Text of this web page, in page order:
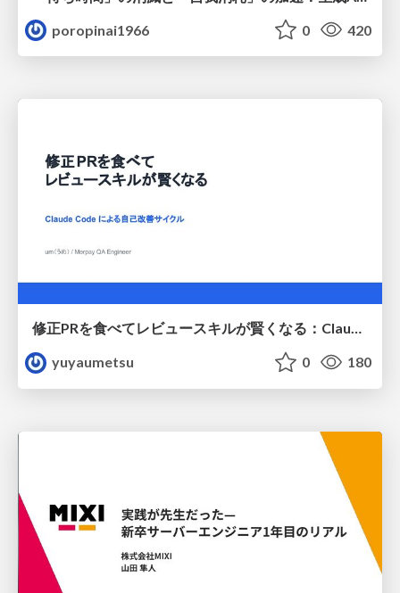
poropinai1966
0 420
修正PRを食べてレビュースキルが賢くなる：Claude Codeによる自己改善サイクル
yuyaumetsu
0 180